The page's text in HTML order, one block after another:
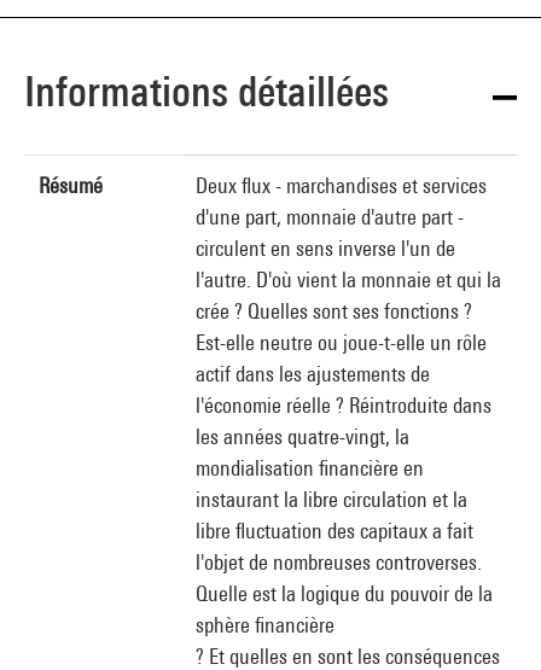
Informations détaillées
Résumé
Deux flux - marchandises et services
d'une part, monnaie d'autre part -
circulent en sens inverse l'un de
l'autre. D'où vient la monnaie et qui la
crée ? Quelles sont ses fonctions ?
Est-elle neutre ou joue-t-elle un rôle
actif dans les ajustements de
l'économie réelle ? Réintroduite dans
les années quatre-vingt, la
mondialisation financière en
instaurant la libre circulation et la
libre fluctuation des capitaux a fait
l'objet de nombreuses controverses.
Quelle est la logique du pouvoir de la
sphère financière
? Et quelles en sont les conséquences